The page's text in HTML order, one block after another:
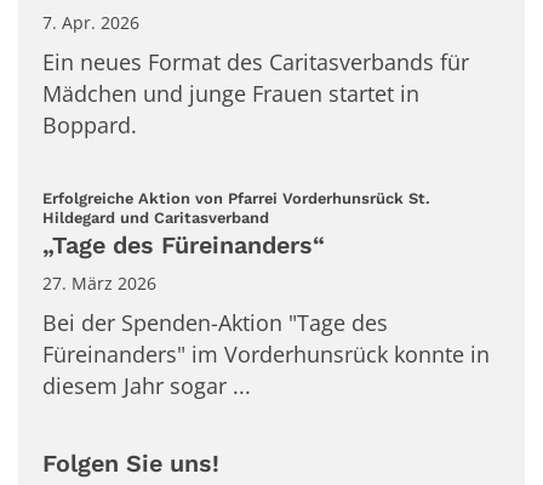
7. Apr. 2026
Ein neues Format des Caritasverbands für
Mädchen und junge Frauen startet in
Boppard.
Erfolgreiche Aktion von Pfarrei Vorderhunsrück St.
Hildegard und Caritasverband
„Tage des Füreinanders“
27. März 2026
Bei der Spenden-Aktion "Tage des
Füreinanders" im Vorderhunsrück konnte in
diesem Jahr sogar ...
Folgen Sie uns!